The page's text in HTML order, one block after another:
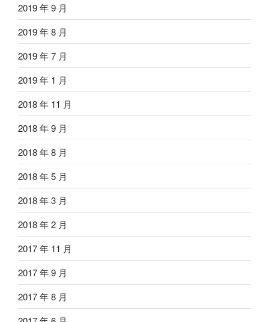
2019 年 9 月
2019 年 8 月
2019 年 7 月
2019 年 1 月
2018 年 11 月
2018 年 9 月
2018 年 8 月
2018 年 5 月
2018 年 3 月
2018 年 2 月
2017 年 11 月
2017 年 9 月
2017 年 8 月